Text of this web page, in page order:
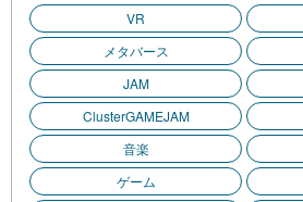
VR
メタバース
JAM
ClusterGAMEJAM
音楽
ゲーム